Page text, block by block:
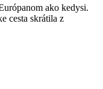
ako kedysi.
cesta skrátila z